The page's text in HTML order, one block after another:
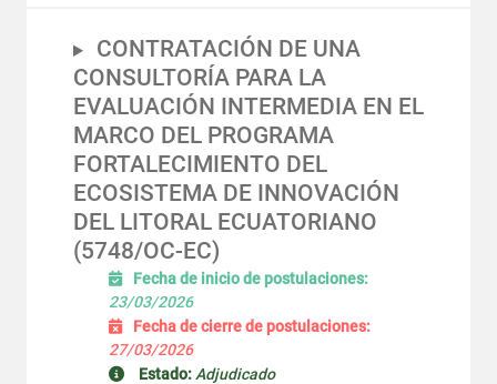
CONTRATACIÓN DE UNA
CONSULTORÍA PARA LA
EVALUACIÓN INTERMEDIA EN EL
MARCO DEL PROGRAMA
FORTALECIMIENTO DEL
ECOSISTEMA DE INNOVACIÓN
DEL LITORAL ECUATORIANO
(5748/OC-EC)
Fecha de inicio de postulaciones:
23/03/2026
Fecha de cierre de postulaciones:
27/03/2026
Estado: Adjudicado